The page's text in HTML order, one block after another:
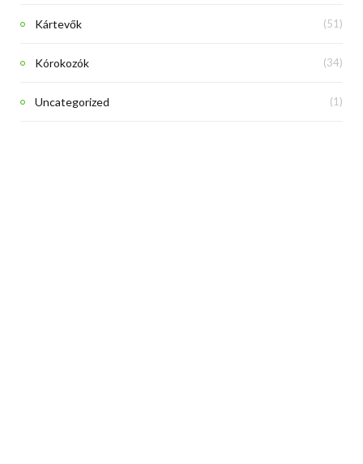
Kártevők (51)
Kórokozók (34)
Uncategorized (1)